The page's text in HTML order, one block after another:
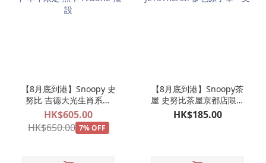
【8月底到港】Snoopy 史
努比 吉德大光生肖系列
2027年 羊年限定 羔羊
FIGURE 擺設
HK$605.00
HK$650.00 7% OFF
【8月底到港】Snoopy茶
屋 史努比茶屋京都店限定
JETSTREAM 多色原子筆一
HK$185.00